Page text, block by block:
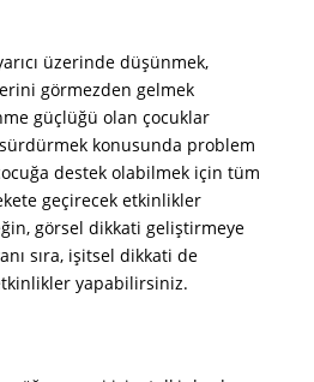
üzerinde düşünmek,
görmezden gelmek
güçlüğü olan çocuklar
konusunda problem
destek olabilmek için tüm
geçirecek etkinlikler
görsel dikkati geliştirmeye
sıra, işitsel dikkati de
yapabilirsiniz.